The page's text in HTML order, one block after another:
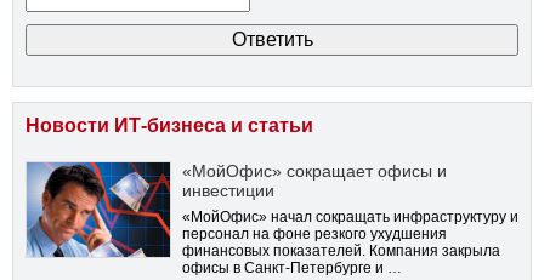
Новости ИТ-бизнеса и статьи
«МойОфис» сокращает офисы и
инвестиции
«МойОфис» начал сокращать инфраструктуру и
персонал на фоне резкого ухудшения
финансовых показателей. Компания закрыла
офисы в Санкт-Петербурге и …